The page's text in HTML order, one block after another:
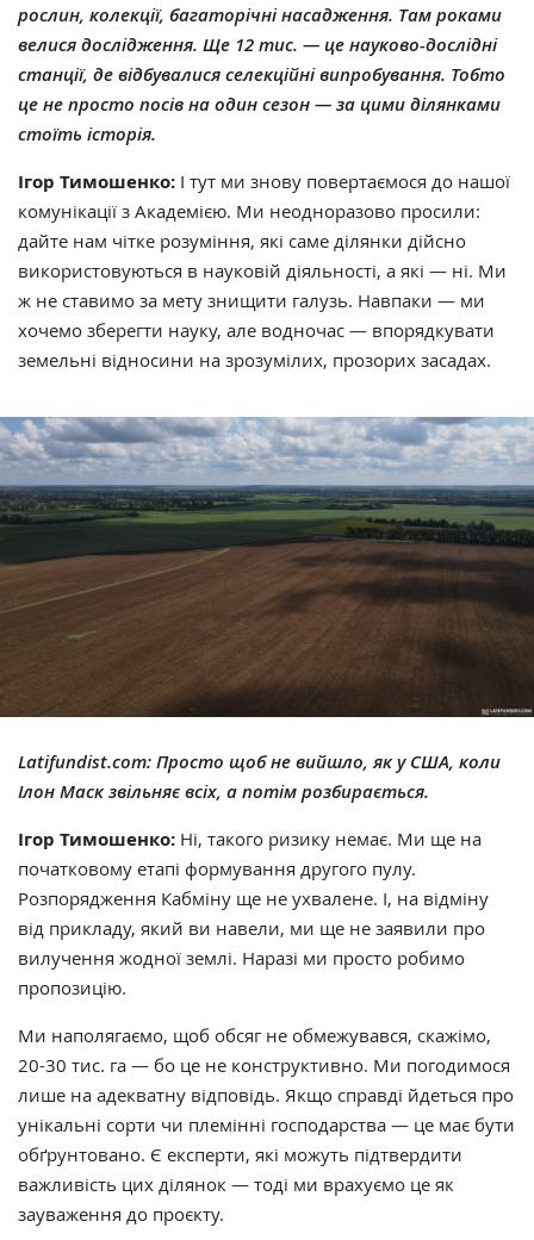
рослин, колекції, багаторічні насадження. Там роками
велися дослідження. Ще 12 тис. — це науково-дослідні
станції, де відбувалися селекційні випробування. Тобто
це не просто посів на один сезон — за цими ділянками
стоїть історія.
Ігор Тимошенко: І тут ми знову повертаємося до нашої
комунікації з Академією. Ми неодноразово просили:
дайте нам чітке розуміння, які саме ділянки дійсно
використовуються в науковій діяльності, а які — ні. Ми
ж не ставимо за мету знищити галузь. Навпаки — ми
хочемо зберегти науку, але водночас — впорядкувати
земельні відносини на зрозумілих, прозорих засадах.
Latifundist.com: Просто щоб не вийшло, як у США, коли
Ілон Маск звільняє всіх, а потім розбирається.
Ігор Тимошенко: Ні, такого ризику немає. Ми ще на
початковому етапі формування другого пулу.
Розпорядження Кабміну ще не ухвалене. І, на відміну
від прикладу, який ви навели, ми ще не заявили про
вилучення жодної землі. Наразі ми просто робимо
пропозицію.
Ми наполягаємо, щоб обсяг не обмежувався, скажімо,
20-30 тис. га — бо це не конструктивно. Ми погодимося
лише на адекватну відповідь. Якщо справді йдеться про
унікальні сорти чи племінні господарства — це має бути
обґрунтовано. Є експерти, які можуть підтвердити
важливість цих ділянок — тоді ми врахуємо це як
зауваження до проєкту.